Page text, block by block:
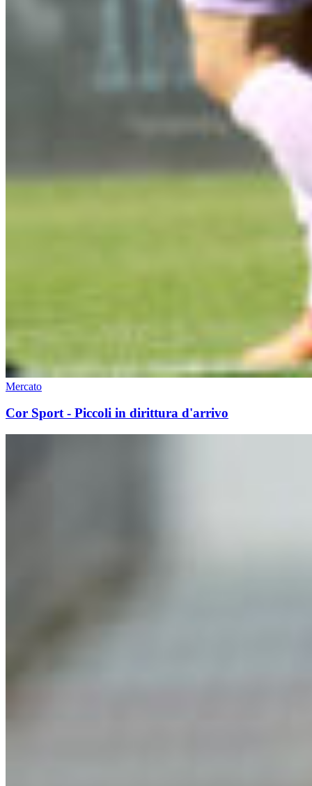
Mercato
Cor Sport - Piccoli in dirittura d'arrivo